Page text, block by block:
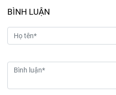
BÌNH LUẬN